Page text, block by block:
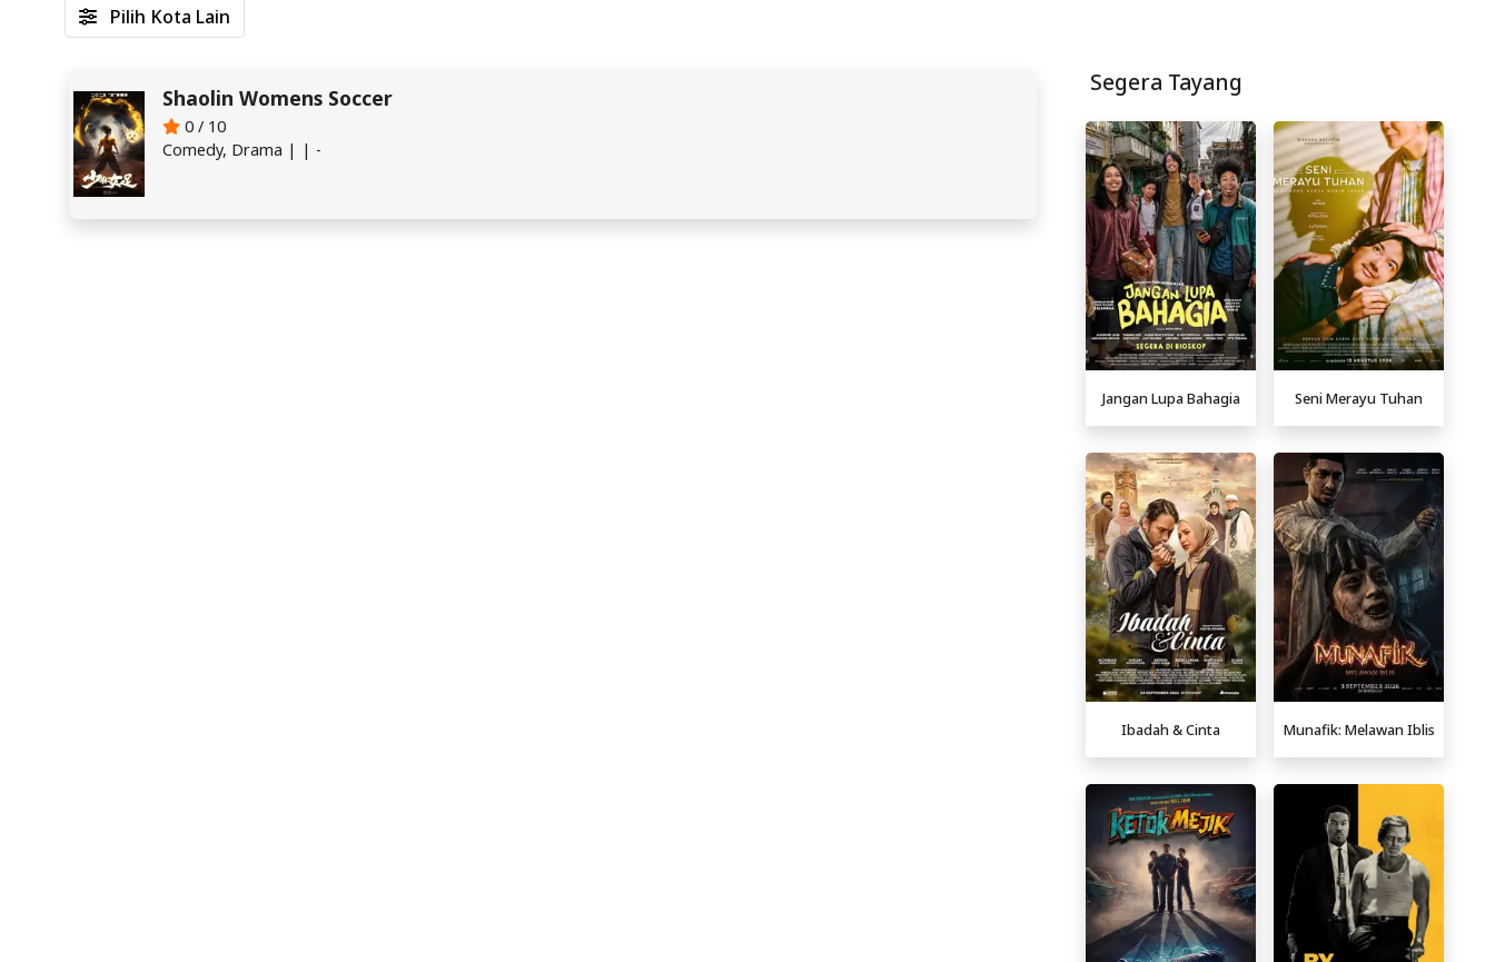
Shaolin Womens Soccer
0 / 10
Comedy, Drama | | -
Pilih Kota Lain
Segera Tayang
Jangan Lupa Bahagia Seni Merayu Tuhan
Ibadah & Cinta Munafik: Melawan Iblis